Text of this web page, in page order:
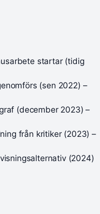
startar (tidig
(sen 2022) –
(december 2023) –
från kritiker (2023) –
(2024)